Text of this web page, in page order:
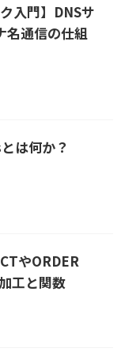
入門】DNSサ
名通信の仕組
は何か？
やORDER
工と関数